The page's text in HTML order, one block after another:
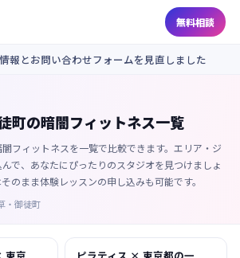
無料相談
報とお問い合わせフォームを見直しました
町の暗闇フィットネス一覧
フィットネスを一覧で比較できます。エリア・ジ
で、あなたにぴったりのスタジオを見つけましょ
のまま体験レッスンの申し込みも可能です。
・御徒町